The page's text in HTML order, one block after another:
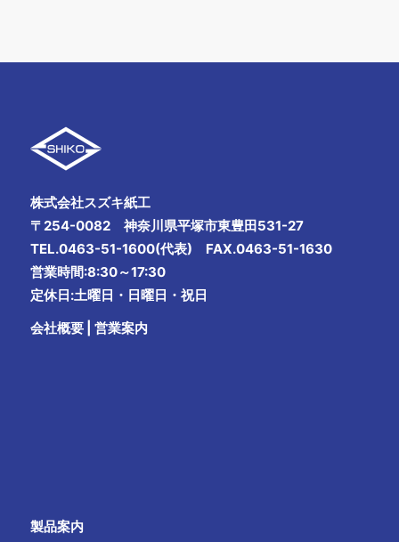
株式会社スズキ紙工
〒254-0082 神奈川県平塚市東豊田531-27
TEL.0463-51-1600(代表) FAX.0463-51-1630
営業時間:8:30～17:30
定休日:土曜日・日曜日・祝日
会社概要| 営業案内
製品案内